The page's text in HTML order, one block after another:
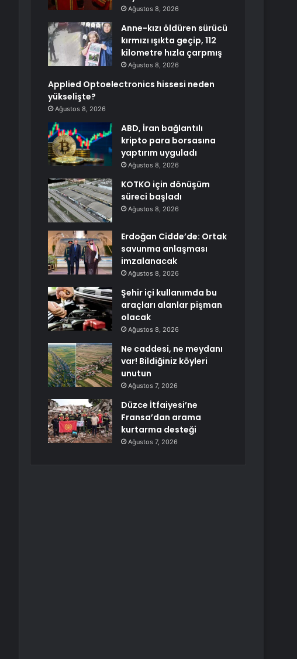
Ağustos 8, 2026
Anne-kızı öldüren sürücü
kırmızı ışıkta geçip, 112
kilometre hızla çarpmış
Ağustos 8, 2026
Applied Optoelectronics hissesi neden
yükselişte?
Ağustos 8, 2026
ABD, İran bağlantılı
kripto para borsasına
yaptırım uyguladı
Ağustos 8, 2026
KOTKO için dönüşüm
süreci başladı
Ağustos 8, 2026
Erdoğan Cidde’de: Ortak
savunma anlaşması
imzalanacak
Ağustos 8, 2026
Şehir içi kullanımda bu
araçları alanlar pişman
olacak
Ağustos 8, 2026
Ne caddesi, ne meydanı
var! Bildiğiniz köyleri
unutun
Ağustos 7, 2026
Düzce İtfaiyesi’ne
Fransa’dan arama
kurtarma desteği
Ağustos 7, 2026